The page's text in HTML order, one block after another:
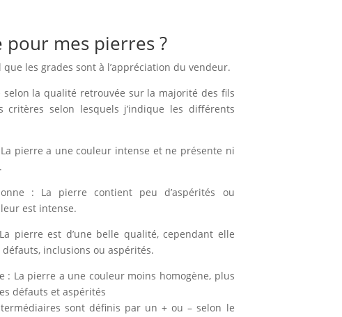
pour mes pierres ?
que les grades sont à l’appréciation du vendeur.
selon la qualité retrouvée sur la majorité des fils
critères selon lesquels j’indique les différents
La pierre a une couleur intense et ne présente ni
: La pierre contient peu d’aspérités ou
est intense.
pierre est d’une belle qualité, cependant elle
inclusions ou aspérités.
: La pierre a une couleur moins homogène, plus
défauts et aspérités
sont définis par un + ou – selon le